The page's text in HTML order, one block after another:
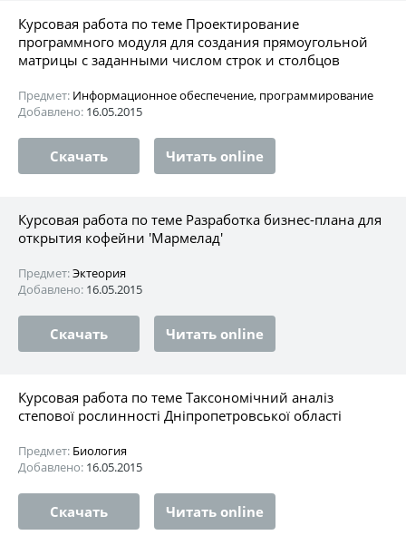
Курсовая работа по теме Проектирование
программного модуля для создания прямоугольной
матрицы с заданными числом строк и столбцов
Предмет: Информационное обеспечение, программирование
Добавлено: 16.05.2015
Скачать Читать online
Курсовая работа по теме Разработка бизнес-плана для
открытия кофейни 'Мармелад'
Предмет:Эктеория
Добавлено: 16.05.2015
Скачать Читать online
Курсовая работа по теме Таксономічний аналіз
степової рослинності Дніпропетровської області
Предмет: Биология
Добавлено: 16.05.2015
Скачать Читать online